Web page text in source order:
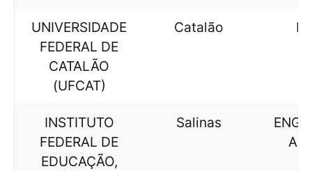
UNIVERSIDADE
FEDERAL DE
CATALÃO
(UFCAT)
Catalão
INSTITUTO
FEDERAL DE
EDUCAÇÃO,
Salinas